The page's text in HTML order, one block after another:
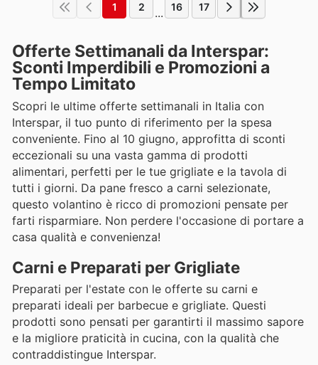
1 2 ... 16 17
Offerte Settimanali da Interspar:
Sconti Imperdibili e Promozioni a
Tempo Limitato
Scopri le ultime offerte settimanali in Italia con
Interspar, il tuo punto di riferimento per la spesa
conveniente. Fino al 10 giugno, approfitta di sconti
eccezionali su una vasta gamma di prodotti
alimentari, perfetti per le tue grigliate e la tavola di
tutti i giorni. Da pane fresco a carni selezionate,
questo volantino è ricco di promozioni pensate per
farti risparmiare. Non perdere l'occasione di portare a
casa qualità e convenienza!
Carni e Preparati per Grigliate
Preparati per l'estate con le offerte su carni e
preparati ideali per barbecue e grigliate. Questi
prodotti sono pensati per garantirti il massimo sapore
e la migliore praticità in cucina, con la qualità che
contraddistingue Interspar.